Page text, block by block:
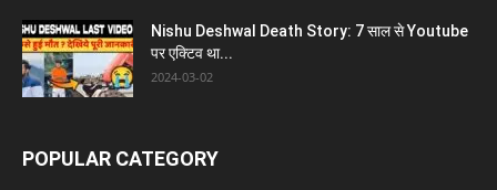
Nishu Deshwal Death Story: 7 साल से Youtube
पर एक्टिव था...
2024-03-02
POPULAR CATEGORY